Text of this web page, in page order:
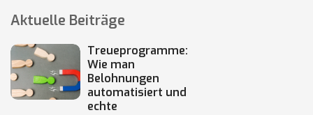
Aktuelle Beiträge
Treueprogramme:
Wie man
Belohnungen
automatisiert und
echte